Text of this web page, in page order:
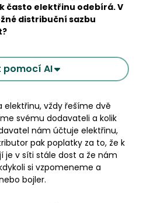
často elektřinu odebírá. V
distribuční sazbu
pomocí AI
elektřinu, vždy řešíme dvě
svému dodavateli a kolik
nám účtuje elektřinu,
pak poplatky za to, že k
je v síti stále dost a že nám
si vzpomeneme a
bojler.